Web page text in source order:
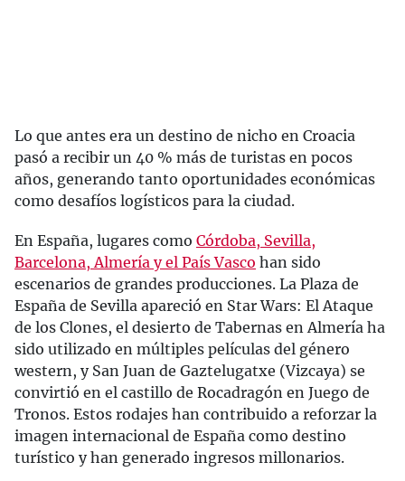
Lo que antes era un destino de nicho en Croacia
pasó a recibir un 40 % más de turistas en pocos
años, generando tanto oportunidades económicas
como desafíos logísticos para la ciudad.
En España, lugares como Córdoba, Sevilla,
Barcelona, Almería y el País Vasco han sido
escenarios de grandes producciones. La Plaza de
España de Sevilla apareció en Star Wars: El Ataque
de los Clones, el desierto de Tabernas en Almería ha
sido utilizado en múltiples películas del género
western, y San Juan de Gaztelugatxe (Vizcaya) se
convirtió en el castillo de Rocadragón en Juego de
Tronos. Estos rodajes han contribuido a reforzar la
imagen internacional de España como destino
turístico y han generado ingresos millonarios.